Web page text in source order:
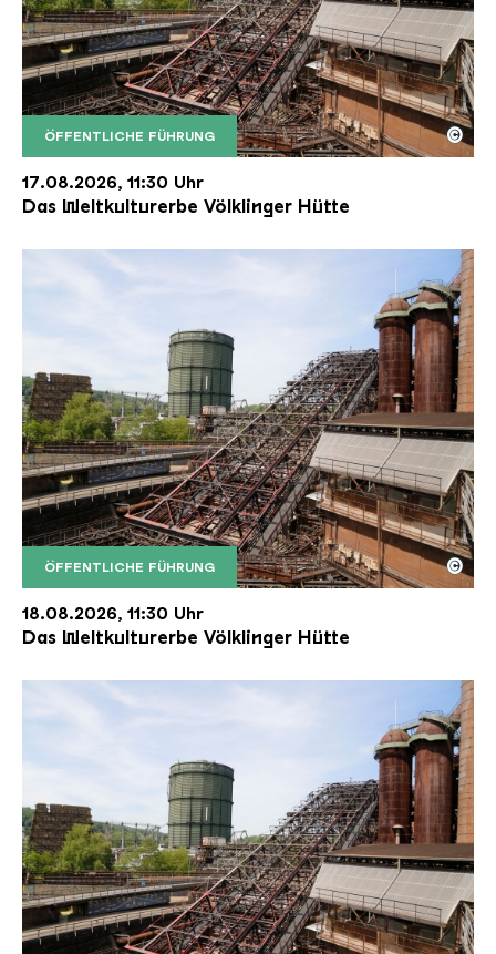
ÖFFENTLICHE FÜHRUNG
Der Erzschrägaufzug der Völklinger Hütte mit
Copyright: Weltkulturerbe Völklinger Hütte | Karl
©
17.08.2026, 11:30 Uhr
Das Weltkulturerbe Völklinger Hütte
ÖFFENTLICHE FÜHRUNG
Der Erzschrägaufzug der Völklinger Hütte mit
Copyright: Weltkulturerbe Völklinger Hütte | Karl
©
18.08.2026, 11:30 Uhr
Das Weltkulturerbe Völklinger Hütte